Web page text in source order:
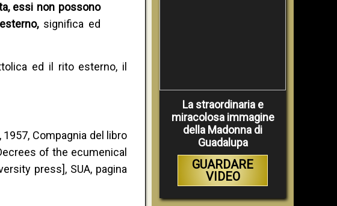
essi non possono
significa ed
ed il rito esterno, il
Compagnia del libro
of the ecumenical
press], SUA, pagina
La straordinaria e
miracolosa immagine
della Madonna di
Guadalupa
GUARDARE
VIDEO